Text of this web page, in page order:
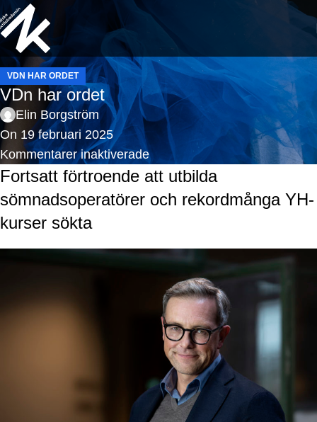
VDN HAR ORDET
VDn har ordet
Elin Borgström
On 19 februari 2025
Kommentarer inaktiverade
Fortsatt förtroende att utbilda
sömnadsoperatörer och rekordmånga YH-
kurser sökta